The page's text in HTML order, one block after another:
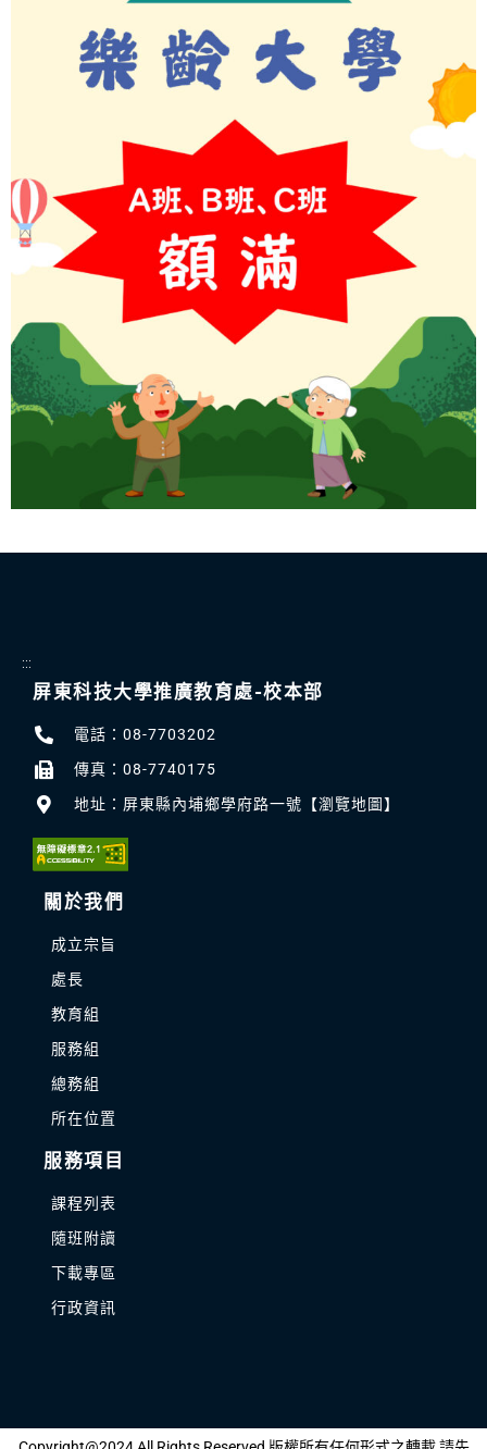
:::
屏東科技大學推廣教育處-校本部
電話：08-7703202
傳真：08-7740175
地址：屏東縣內埔鄉學府路一號【瀏覽地圖】
關於我們
成立宗旨
處長
教育組
服務組
總務組
所在位置
服務項目
課程列表
隨班附讀
下載專區
行政資訊